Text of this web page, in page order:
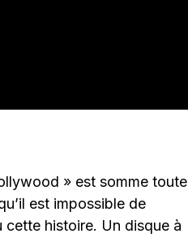
» est somme toute
est impossible de
cette histoire. Un disque à